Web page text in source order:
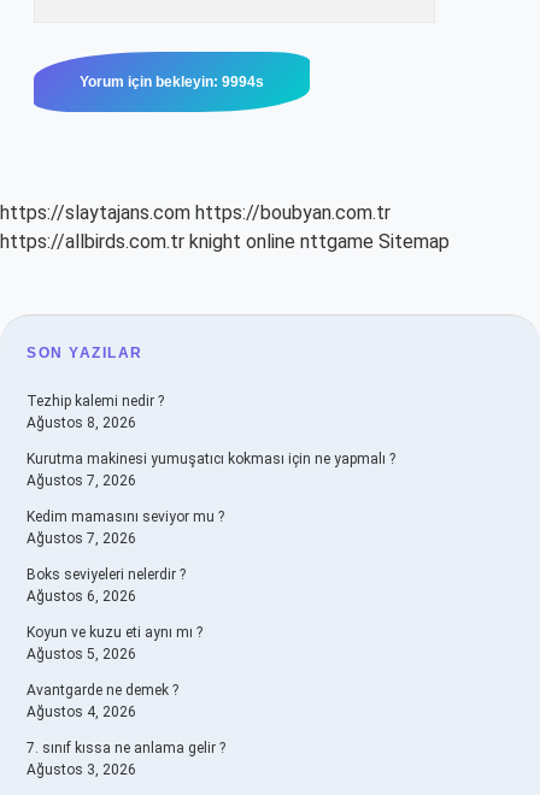
https://slaytajans.com https://boubyan.com.tr
https://allbirds.com.tr knight online nttgame Sitemap
SIDEBAR
SON YAZILAR
Tezhip kalemi nedir ?
Ağustos 8, 2026
Kurutma makinesi yumuşatıcı kokması için ne yapmalı ?
Ağustos 7, 2026
Kedim mamasını seviyor mu ?
Ağustos 7, 2026
Boks seviyeleri nelerdir ?
Ağustos 6, 2026
Koyun ve kuzu eti aynı mı ?
Ağustos 5, 2026
Avantgarde ne demek ?
Ağustos 4, 2026
7. sınıf kıssa ne anlama gelir ?
Ağustos 3, 2026